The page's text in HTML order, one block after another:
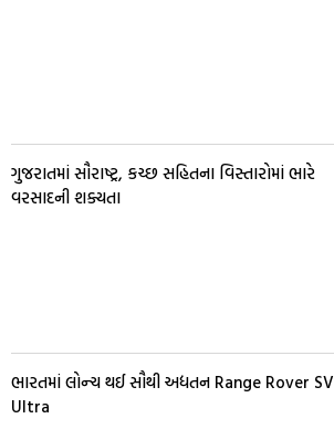
ગુજરાતમાં સૌરાષ્ટ્ર, કચ્છ સહિતના વિસ્તારોમાં ભારે
વરસાદની શક્યતા
ભારતમાં લોન્ચ થઈ સૌથી અદ્યતન Range Rover SV
Ultra